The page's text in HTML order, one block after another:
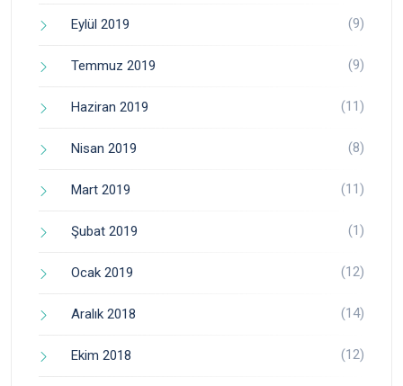
Eylül 2019 (9)
Temmuz 2019 (9)
Haziran 2019 (11)
Nisan 2019 (8)
Mart 2019 (11)
Şubat 2019 (1)
Ocak 2019 (12)
Aralık 2018 (14)
Ekim 2018 (12)